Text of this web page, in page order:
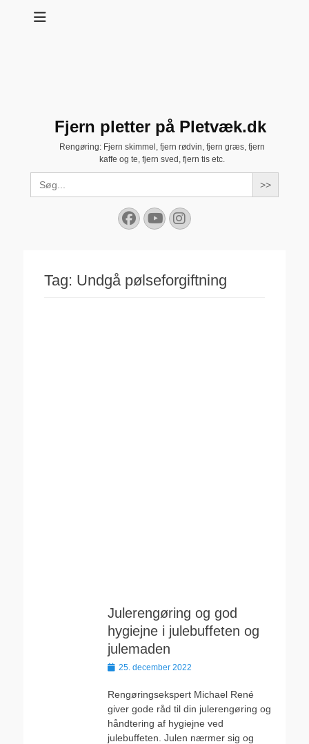
Fjern pletter på Pletvæk.dk
Rengøring: Fjern skimmel, fjern rødvin, fjern græs, fjern
kaffe og te, fjern sved, fjern tis etc.
Search
for:
Facebook
YouTube
Instagram
Tag: Undgå pølseforgiftning
Julerengøring og god
hygiejne i julebuffeten og
julemaden
Udgivet
25. december 2022
Rengøringsekspert Michael René
giver gode råd til din julerengøring og
håndtering af hygiejne ved
julebuffeten. Julen nærmer sig og